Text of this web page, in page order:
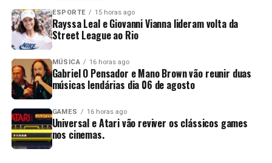
ESPORTE 15 horas ago
Rayssa Leal e Giovanni Vianna lideram volta da
Street League ao Rio
MÚSICA 16 horas ago
Gabriel O Pensador e Mano Brown vão reunir duas
músicas lendárias dia 06 de agosto
GAMES 16 horas ago
Universal e Atari vão reviver os clássicos games
nos cinemas.